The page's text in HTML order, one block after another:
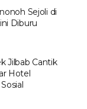
Sejoli di
Diburu
Jilbab Cantik
Hotel